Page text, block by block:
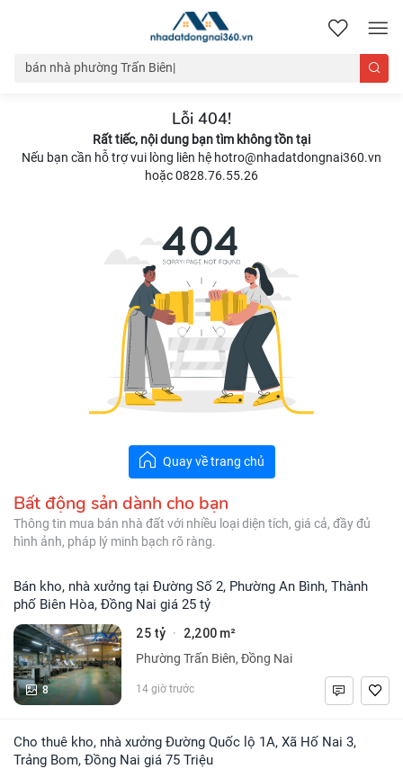
nhadatdongnai360.vn
Lỗi 404!
Rất tiếc, nội dung bạn tìm không tồn tại
Nếu bạn cần hỗ trợ vui lòng liên hệ hotro@nhadatdongnai360.vn
hoặc 0828.76.55.26
Quay về trang chủ
Bất động sản dành cho bạn
Thông tin mua bán nhà đất với nhiều loại diện tích, giá cả, đầy đủ
hình ảnh, pháp lý minh bạch rõ ràng.
Bán kho, nhà xưởng tại Đường Số 2, Phường An Bình, Thành
phố Biên Hòa, Đồng Nai giá 25 tỷ
8
25 tỷ · 2,200 m²
Phường Trấn Biên, Đồng Nai
14 giờ trước
Cho thuê kho, nhà xưởng Đường Quốc lộ 1A, Xã Hố Nai 3,
Trảng Bom, Đồng Nai giá 75 Triệu